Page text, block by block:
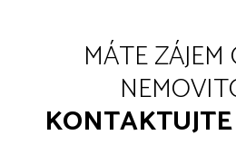
MÁTE